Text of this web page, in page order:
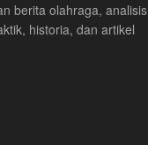
berita olahraga, analisis
historia, dan artikel